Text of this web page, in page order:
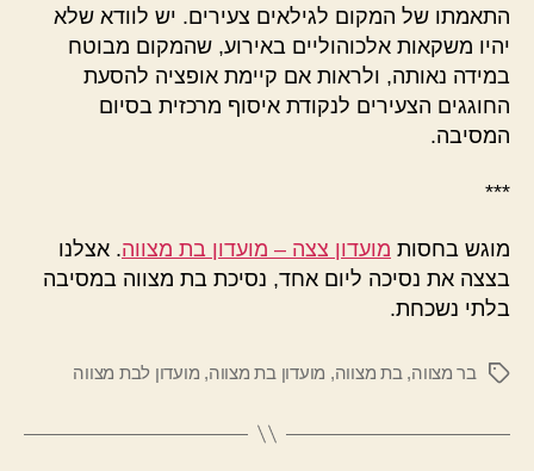
התאמתו של המקום לגילאים צעירים. יש לוודא שלא
יהיו משקאות אלכוהוליים באירוע, שהמקום מבוטח
במידה נאותה, ולראות אם קיימת אופציה להסעת
החוגגים הצעירים לנקודת איסוף מרכזית בסיום
המסיבה.
***
מוגש בחסות מועדון צצה – מועדון בת מצווה. אצלנו
בצצה את נסיכה ליום אחד, נסיכת בת מצווה במסיבה
בלתי נשכחת.
תגיותבר מצווה, בת מצווה, מועדון בת מצווה, מועדון לבת מצווה